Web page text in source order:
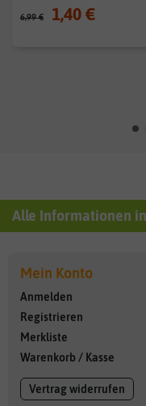
6,99 € 1,40 €
Alle Informationen
Mein Konto
Anmelden
Registrieren
Merkliste
Warenkorb / Kasse
Vertrag widerrufen